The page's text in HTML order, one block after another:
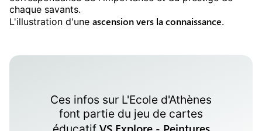
chaque savants.
L'illustration d'une ascension vers la connaissance.
Ces infos sur L'Ecole d'Athènes
font partie du jeu de cartes
VS Explore - Peintures